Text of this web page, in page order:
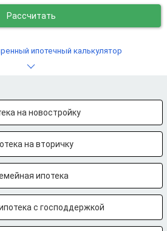
Рассчитать
ипотечный калькулятор
на новостройку
на вторичку
ипотека
с господдержкой